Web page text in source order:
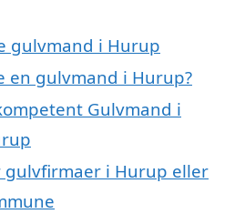
gulvmand i Hurup
en gulvmand i Hurup?
Gulvmand i
gulvfirmaer i Hurup eller